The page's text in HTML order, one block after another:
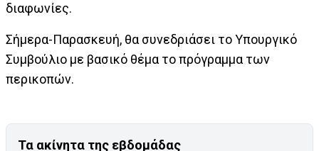
διαφωνίες.
Σήμερα-Παρασκευή, θα συνεδριάσει το Υπουργικό
Συμβούλιο με βασικό θέμα το πρόγραμμα των
περικοπών.
Τα ακίνητα της εβδομάδας